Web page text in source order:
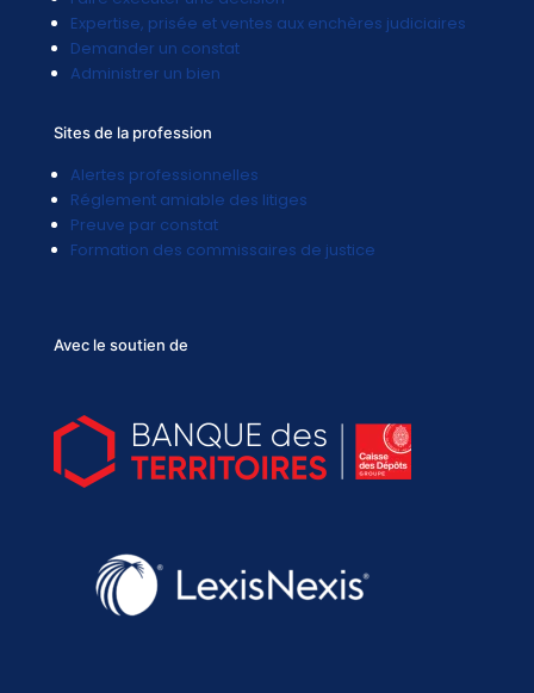
Expertise, prisée et ventes aux enchères judiciaires
Demander un constat
Administrer un bien
Sites de la profession
Alertes professionnelles
Réglement amiable des litiges
Preuve par constat
Formation des commissaires de justice
Avec le soutien de